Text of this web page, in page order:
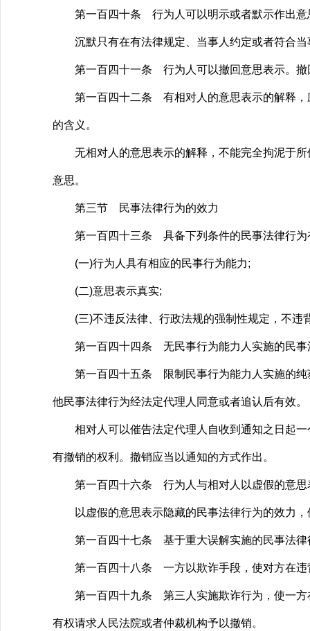
第一百四十条 行为人可以明示或者默示作出意
沉默只有在有法律规定、当事人约定或者符合当
第一百四十一条 行为人可以撤回意思表示。撤
第一百四十二条 有相对人的意思表示的解释，
的含义。
无相对人的意思表示的解释，不能完全拘泥于所
意思。
第三节 民事法律行为的效力
第一百四十三条 具备下列条件的民事法律行为
(一)行为人具有相应的民事行为能力;
(二)意思表示真实;
(三)不违反法律、行政法规的强制性规定，不违
第一百四十四条 无民事行为能力人实施的民事
第一百四十五条 限制民事行为能力人实施的纯获
他民事法律行为经法定代理人同意或者追认后有效。
相对人可以催告法定代理人自收到通知之日起一
有撤销的权利。撤销应当以通知的方式作出。
第一百四十六条 行为人与相对人以虚假的意思
以虚假的意思表示隐藏的民事法律行为的效力，
第一百四十七条 基于重大误解实施的民事法律
第一百四十八条 一方以欺诈手段，使对方在违
第一百四十九条 第三人实施欺诈行为，使一方
有权请求人民法院或者仲裁机构予以撤销。